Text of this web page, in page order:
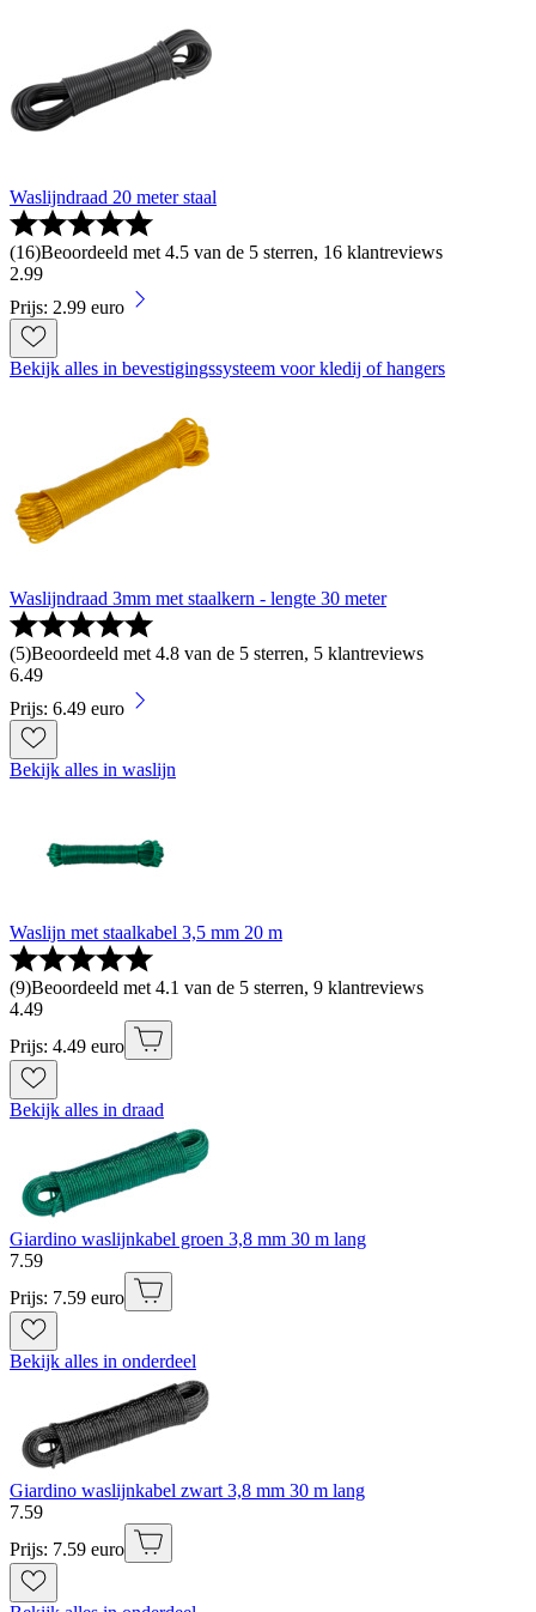
Waslijndraad 20 meter staal
(16)Beoordeeld met 4.5 van de 5 sterren, 16 klantreviews
2.99
Prijs: 2.99 euro
Bekijk alles in bevestigingssysteem voor kledij of hangers
Waslijndraad 3mm met staalkern - lengte 30 meter
(5)Beoordeeld met 4.8 van de 5 sterren, 5 klantreviews
6.49
Prijs: 6.49 euro
Bekijk alles in waslijn
Waslijn met staalkabel 3,5 mm 20 m
(9)Beoordeeld met 4.1 van de 5 sterren, 9 klantreviews
4.49
Prijs: 4.49 euro
Bekijk alles in draad
Giardino waslijnkabel groen 3,8 mm 30 m lang
7.59
Prijs: 7.59 euro
Bekijk alles in onderdeel
Giardino waslijnkabel zwart 3,8 mm 30 m lang
7.59
Prijs: 7.59 euro